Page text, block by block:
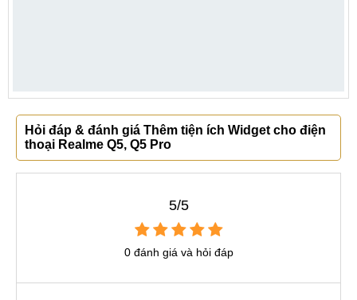
Hỏi đáp & đánh giá Thêm tiện ích Widget cho điện
thoại Realme Q5, Q5 Pro
5/5
0 đánh giá và hỏi đáp